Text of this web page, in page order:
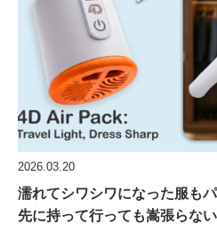
2026.03.20
濡れてシワシワになった服も
先に持って行っても嵩張らな